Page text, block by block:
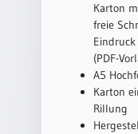
Neuerscheinungen
Karton
freie
(PDF-
A5
Karton
Rillung